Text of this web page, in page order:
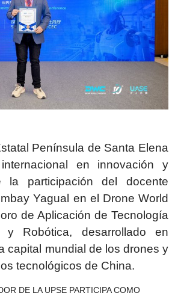
Península de Santa Elena
en innovación y
participación del docente
Yagual en el Drone World
de Aplicación de Tecnología
y Robótica, desarrollado en
capital mundial de los drones y
tecnológicos de China.
DE LA UPSE PARTICIPA COMO